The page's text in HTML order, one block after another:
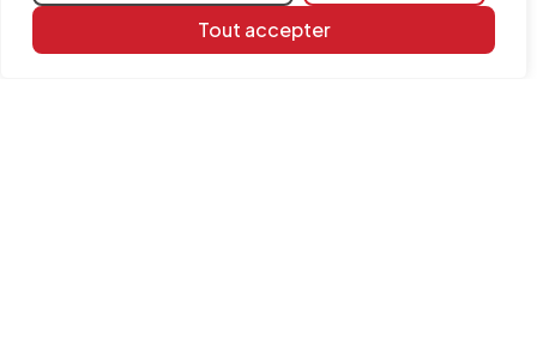
Tout accepter
Ressources